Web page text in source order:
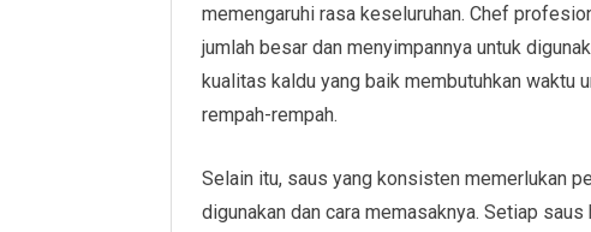
memengaruhi rasa keseluruhan. Chef
jumlah besar dan menyimpannya untuk
kualitas kaldu yang baik membutuhkan waktu
rempah-rempah.
Selain itu, saus yang konsisten memerlukan
digunakan dan cara memasaknya. Setiap